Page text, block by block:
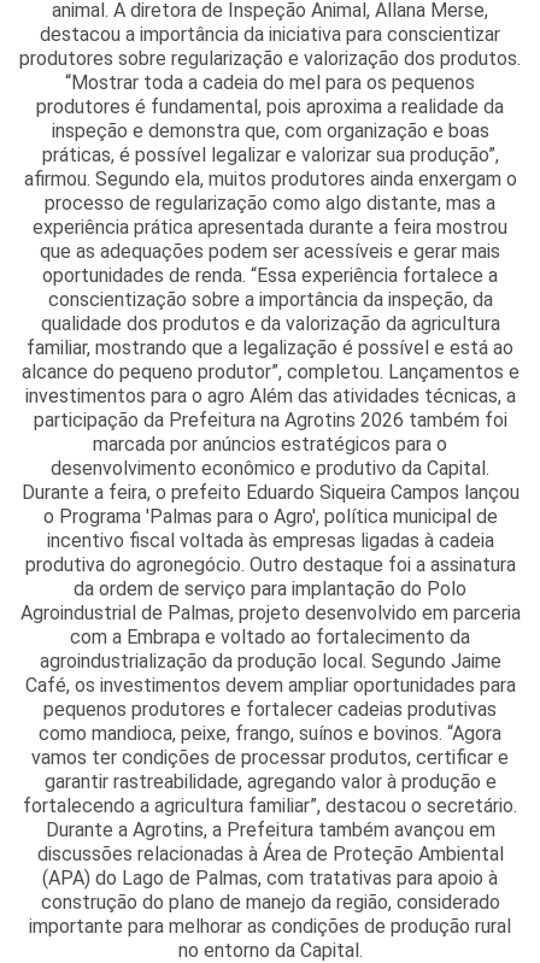
animal. A diretora de Inspeção Animal, Allana Merse,
destacou a importância da iniciativa para conscientizar
produtores sobre regularização e valorização dos produtos.
“Mostrar toda a cadeia do mel para os pequenos
produtores é fundamental, pois aproxima a realidade da
inspeção e demonstra que, com organização e boas
práticas, é possível legalizar e valorizar sua produção”,
afirmou. Segundo ela, muitos produtores ainda enxergam o
processo de regularização como algo distante, mas a
experiência prática apresentada durante a feira mostrou
que as adequações podem ser acessíveis e gerar mais
oportunidades de renda. “Essa experiência fortalece a
conscientização sobre a importância da inspeção, da
qualidade dos produtos e da valorização da agricultura
familiar, mostrando que a legalização é possível e está ao
alcance do pequeno produtor”, completou. Lançamentos e
investimentos para o agro Além das atividades técnicas, a
participação da Prefeitura na Agrotins 2026 também foi
marcada por anúncios estratégicos para o
desenvolvimento econômico e produtivo da Capital.
Durante a feira, o prefeito Eduardo Siqueira Campos lançou
o Programa 'Palmas para o Agro', política municipal de
incentivo fiscal voltada às empresas ligadas à cadeia
produtiva do agronegócio. Outro destaque foi a assinatura
da ordem de serviço para implantação do Polo
Agroindustrial de Palmas, projeto desenvolvido em parceria
com a Embrapa e voltado ao fortalecimento da
agroindustrialização da produção local. Segundo Jaime
Café, os investimentos devem ampliar oportunidades para
pequenos produtores e fortalecer cadeias produtivas
como mandioca, peixe, frango, suínos e bovinos. “Agora
vamos ter condições de processar produtos, certificar e
garantir rastreabilidade, agregando valor à produção e
fortalecendo a agricultura familiar”, destacou o secretário.
Durante a Agrotins, a Prefeitura também avançou em
discussões relacionadas à Área de Proteção Ambiental
(APA) do Lago de Palmas, com tratativas para apoio à
construção do plano de manejo da região, considerado
importante para melhorar as condições de produção rural
no entorno da Capital.